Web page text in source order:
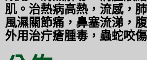
肌。治熱病高熱，流感，
風濕關節痛，鼻塞流涕，
外用治疔瘡腫毒，蟲蛇咬傷